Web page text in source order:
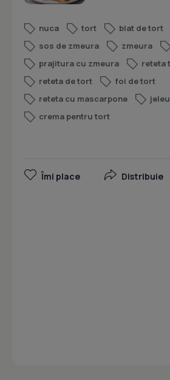
nuca tort blat de tort
sos de zmeura
zmeura
prajitura cu zmeura
reteta
reteta de tort
foi de tort
reteta cu mascarpone
crema pentru tort
Îmi place Distribuie